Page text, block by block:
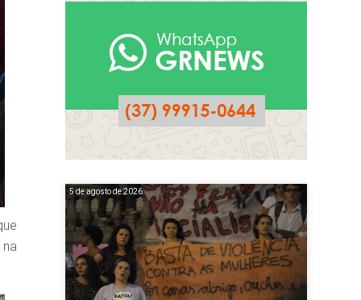
5 de agosto de 2026